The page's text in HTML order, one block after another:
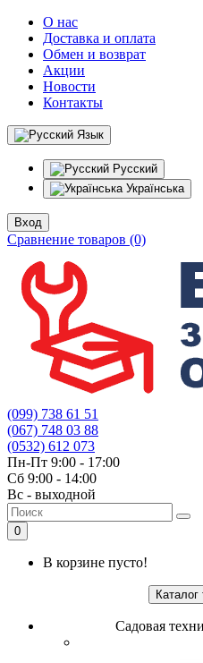
О нас
Доставка и оплата
Обмен и возврат
Акции
Новости
Контакты
Язык
Русский
Українська
Вход
Сравнение товаров (0)
(099) 738 61 51
(067) 748 03 88
(0532) 612 073
Пн-Пт 9:00 - 17:00
Сб 9:00 - 14:00
Вс - выходной
0
В корзине пусто!
Каталог
Садовая